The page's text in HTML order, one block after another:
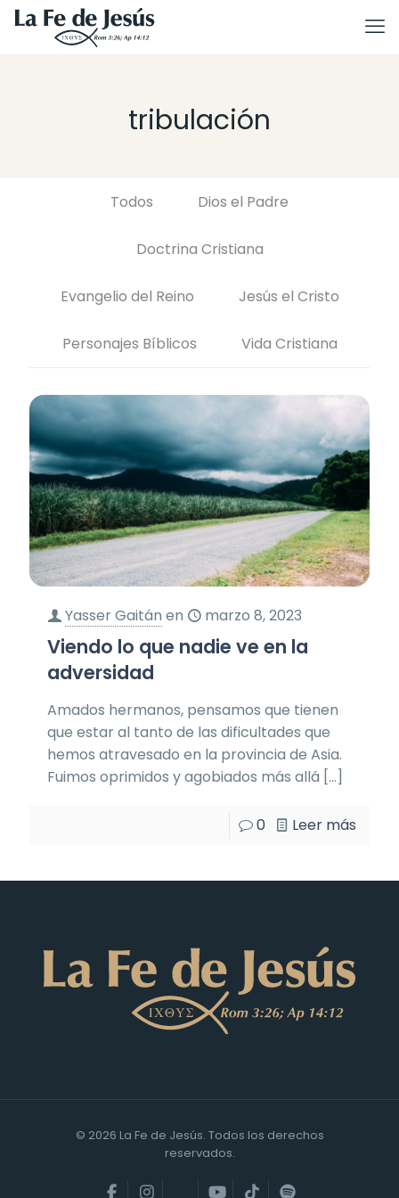
tribulación
Todos Dios el Padre
Doctrina Cristiana
Evangelio del Reino Jesús el Cristo
Personajes Bíblicos Vida Cristiana
Yasser Gaitán en marzo 8, 2023
Viendo lo que nadie ve en la
adversidad
Amados hermanos, pensamos que tienen
que estar al tanto de las dificultades que
hemos atravesado en la provincia de Asia.
Fuimos oprimidos y agobiados más allá […]
0 Leer más
© 2026 La Fe de Jesús. Todos los derechos
reservados.